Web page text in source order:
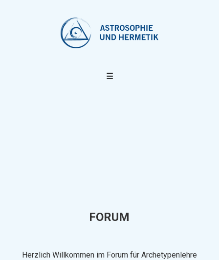
☰
FORUM
Herzlich Willkommen im Forum für Archetypenlehre